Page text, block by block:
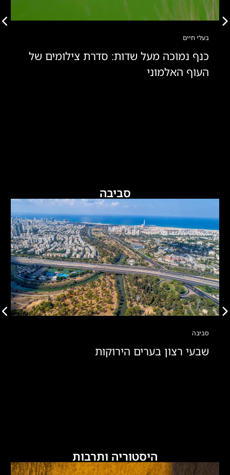
בעלי חיים
כנף נמוכה מעל שדות: סדרת צילומים של
העוף האלמוני
סביבה
סביבה
שבעי רצון בערים הירוקות
היסטוריה ותרבות